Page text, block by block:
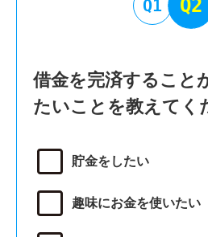
Q1 Q2
借金を完済すること
たいことを教えてく
貯金をしたい
趣味にお金を使いたい